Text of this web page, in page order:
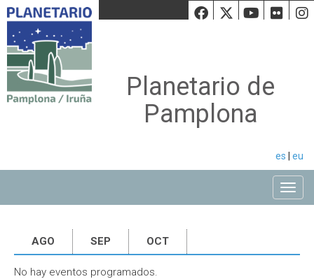
Facebook
Twiiter
Planetario de
Pamplona
es eu
AGO SEP OCT
No hay eventos programados.